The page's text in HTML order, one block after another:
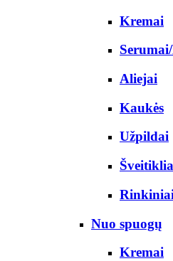
Kremai
Aliejai
Kaukės
Užpildai
Rinkiniai
Nuo spuogų
Kremai